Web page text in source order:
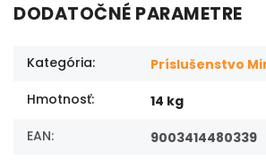
DODATOČNÉ PARAMETRE
Kategória:
Príslušenstvo
Hmotnosť:
14 kg
EAN: 9003414480339